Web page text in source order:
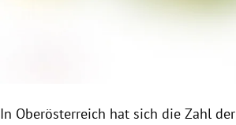
In Oberösterreich hat sich die Zahl der